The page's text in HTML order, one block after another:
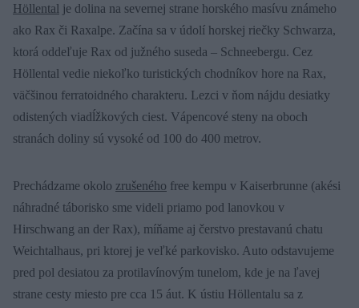
Höllental je dolina na severnej strane horského masívu známeho
ako Rax či Raxalpe. Začína sa v údolí horskej riečky Schwarza,
ktorá oddeľuje Rax od južného suseda – Schneebergu. Cez
Höllental vedie niekoľko turistických chodníkov hore na Rax,
väčšinou ferratoidného charakteru. Lezci v ňom nájdu desiatky
odistených viadĺžkových ciest. Vápencové steny na oboch
stranách doliny sú vysoké od 100 do 400 metrov.
Prechádzame okolo zrušeného free kempu v Kaiserbrunne (akési
náhradné táborisko sme videli priamo pod lanovkou v
Hirschwang an der Rax), míňame aj čerstvo prestavanú chatu
Weichtalhaus, pri ktorej je veľké parkovisko. Auto odstavujeme
pred pol desiatou za protilavínovým tunelom, kde je na ľavej
strane cesty miesto pre cca 15 áut. K ústiu Höllentalu sa z